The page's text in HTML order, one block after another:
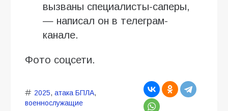
вызваны специалисты-саперы,
— написал он в телеграм-
канале.
Фото соцсети.
2025, атака БПЛА,
военнослужащие